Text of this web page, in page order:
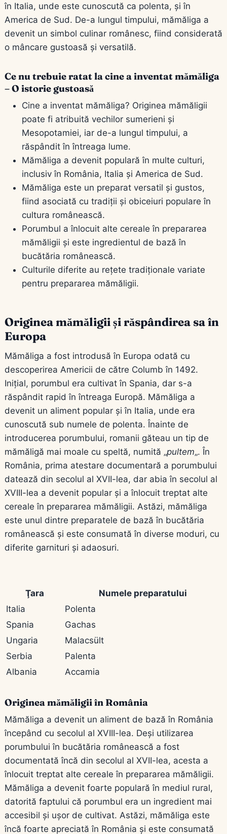
în Italia, unde este cunoscută ca polenta, și în
America de Sud. De-a lungul timpului, mămăliga a
devenit un simbol culinar românesc, fiind considerată
o mâncare gustoasă și versatilă.
Ce nu trebuie ratat la cine a inventat mămăliga
– O istorie gustoasă
Cine a inventat mămăliga? Originea mămăligii
poate fi atribuită vechilor sumerieni și
Mesopotamiei, iar de-a lungul timpului, a
răspândit în întreaga lume.
Mămăliga a devenit populară în multe culturi,
inclusiv în România, Italia și America de Sud.
Mămăliga este un preparat versatil și gustos,
fiind asociată cu tradiții și obiceiuri populare în
cultura românească.
Porumbul a înlocuit alte cereale în prepararea
mămăligii și este ingredientul de bază în
bucătăria românească.
Culturile diferite au rețete tradiționale variate
pentru prepararea mămăligii.
Originea mămăligii și răspândirea sa în
Europa
Mămăliga a fost introdusă în Europa odată cu
descoperirea Americii de către Columb în 1492.
Inițial, porumbul era cultivat în Spania, dar s-a
răspândit rapid în întreaga Europă. Mămăliga a
devenit un aliment popular și în Italia, unde era
cunoscută sub numele de polenta. Înainte de
introducerea porumbului, romanii găteau un tip de
mămăligă mai moale cu speltă, numită „pultem„. În
România, prima atestare documentară a porumbului
datează din secolul al XVII-lea, dar abia în secolul al
XVIII-lea a devenit popular și a înlocuit treptat alte
cereale în prepararea mămăligii. Astăzi, mămăliga
este unul dintre preparatele de bază în bucătăria
românească și este consumată în diverse moduri, cu
diferite garnituri și adaosuri.
Ţara
Numele preparatului
Italia
Polenta
Spania
Gachas
Ungaria
Malacsült
Serbia
Palenta
Albania
Accamia
Originea mămăligii în România
Mămăliga a devenit un aliment de bază în România
începând cu secolul al XVIII-lea. Deși utilizarea
porumbului în bucătăria românească a fost
documentată încă din secolul al XVII-lea, acesta a
înlocuit treptat alte cereale în prepararea mămăligii.
Mămăliga a devenit foarte populară în mediul rural,
datorită faptului că porumbul era un ingredient mai
accesibil și ușor de cultivat. Astăzi, mămăliga este
încă foarte apreciată în România și este consumată